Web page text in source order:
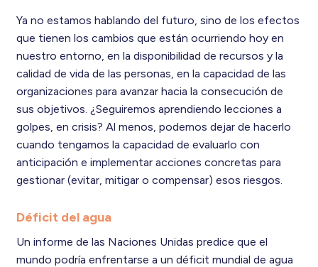
Ya no estamos hablando del futuro, sino de los efectos
que tienen los cambios que están ocurriendo hoy en
nuestro entorno, en la disponibilidad de recursos y la
calidad de vida de las personas, en la capacidad de las
organizaciones para avanzar hacia la consecución de
sus objetivos. ¿Seguiremos aprendiendo lecciones a
golpes, en crisis? Al menos, podemos dejar de hacerlo
cuando tengamos la capacidad de evaluarlo con
anticipación e implementar acciones concretas para
gestionar (evitar, mitigar o compensar) esos riesgos.
Déficit del agua
Un informe de las Naciones Unidas predice que el
mundo podría enfrentarse a un déficit mundial de agua